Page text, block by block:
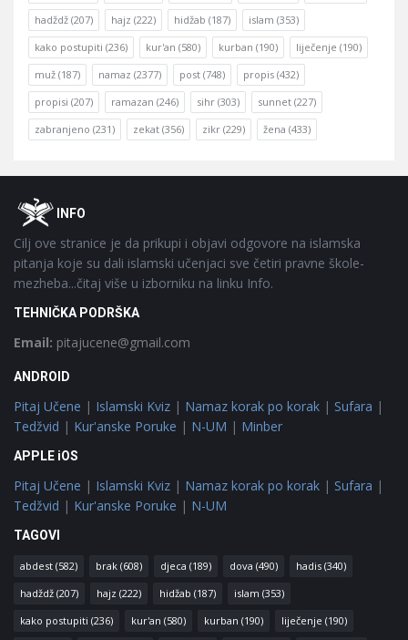
hadždž (207) hajz (222) hidžab (187) islam (353)
kako postupiti (236) kur'an (580) kurban (190) liječenje (190)
muž (187) namaz (2377) post (748) propis (432)
propisi (207) ramazan (246) sihr (303) sunnet (227)
zabranjeno (231) zekat (356) zikr (229) žena (433)
FooterOINFO
Cilj ove stranice je da prikupi i objavi odgovore na islamska
pitanja koje su dali islamski učenjaci sve četiri pravne škole-
mezheba...čitaj više u izborniku na linku Info.
TEHNIČKA PODRŠKA
Email: pitajucene@gmail.com
ANDROID
Pitaj Učene | Islamski Kviz | Namaz korak po korak | Sufara |
Tedžvid | Kur'anske Poruke | N-UM | Minber
APPLE iOS
Pitaj Učene | Islamski Kviz | Namaz korak po korak | Sufara |
Tedžvid | Kur'anske Poruke | N-UM
TAGOVI
abdest (582) brak (608) djeca (189) dova (490) hadis (340)
hadždž (207) hajz (222) hidžab (187) islam (353)
kako postupiti (236) kur'an (580) kurban (190) liječenje (190)